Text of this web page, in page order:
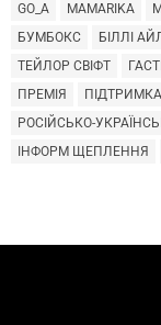
GO_A
MAMARIKA
БУМБОКС
БІЛЛІ
ТЕЙЛОР СВІФТ
ПРЕМІЯ
РОСІЙСЬКО-
ІНФОРМ ЩЕПЛЕННЯ